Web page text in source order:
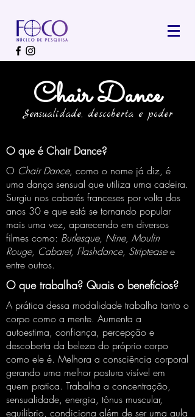
Chair Dance
Sensualidade, descoberta e poder
O que é Chair Dance?
O Chair Dance, como o nome já diz, é
uma dança sensual que utiliza uma cadeira.
Surgiu nos cabarés franceses por volta dos
anos 30 e que está se tornando popular
mais uma vez, aparecendo em diversos
filmes como: Burlesque, Nine, Moulin
Rouge, Cabaret, Flashdance, Stripteasee
entre outros.
O que trabalha? Quais o benefícios?
A prática dessa modalidade trabalha tanto o
corpo como a mente. Aumenta a
autoestima, confiança, percepção e
descoberta da beleza do próprio corpo
como ele é. Melhora a consciência corporal
gerando uma melhor postura visível em
quem pratica. Trabalha a concentração,
sensualidade, energia, tônus muscular,
equilibrio, condiciona além de ser uma aula